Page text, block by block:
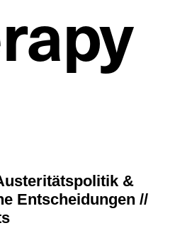
&
Entscheidungen //